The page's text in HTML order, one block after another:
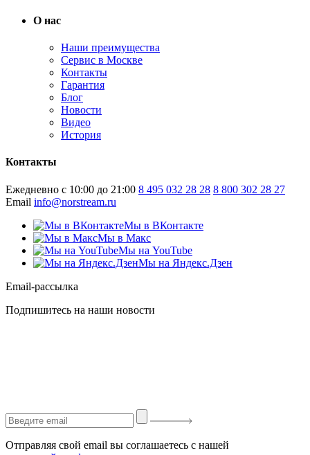
О нас
Наши преимущества
Сервис в Москве
Контакты
Гарантия
Блог
Новости
Видео
История
Контакты
Ежедневно с 10:00 до 21:00 8 495 032 28 28 8 800 302 28 27
Email info@norstream.ru
Мы в ВКонтакте
Мы в Макс
Мы на YouTube
Мы на Яндекс.Дзен
Email-рассылка
Подпишитесь на наши новости
Отправляя свой email вы соглашаетесь с нашей